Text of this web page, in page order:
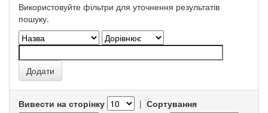
Використовуйте фільтри для уточнення результатів
пошуку.
Вивести на сторінку | Сортування